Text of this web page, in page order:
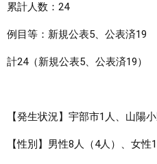
累計人数：24
例目等：新規公表5、公表済19
計24（新規公表5、公表済19）
【発生状況】宇部市1人、山陽
【性別】男性8人（4人）、女性